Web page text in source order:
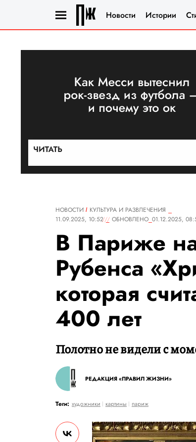
Новости Истории
НОВОСТИ
КУЛЬТУРА И РАЗВЛЕЧЕНИЯ
11.09.2025, 10:52
ОБНОВЛЕНО 01.12.2025,
В Париже
Рубенса
которая
400 лет
Полотно не видели с
РЕДАКЦИЯ «ПРАВИЛ ЖИЗНИ»
Теги: художники картины париж